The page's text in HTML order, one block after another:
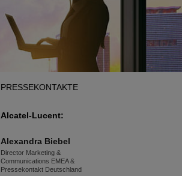
PRESSEKONTAKTE
Alcatel-Lucent:
Alexandra Biebel
Director Marketing &
Communications EMEA &
Pressekontakt Deutschland